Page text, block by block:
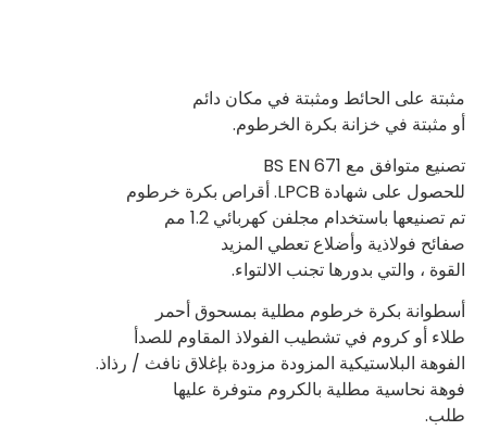
مثبتة على الحائط ومثبتة في مكان دائم
أو مثبتة في خزانة بكرة الخرطوم.
تصنيع متوافق مع BS EN 671
للحصول على شهادة LPCB. أقراص بكرة خرطوم
تم تصنيعها باستخدام مجلفن كهربائي 1.2 مم
صفائح فولاذية وأضلاع تعطي المزيد
القوة ، والتي بدورها تجنب الالتواء.
أسطوانة بكرة خرطوم مطلية بمسحوق أحمر
طلاء أو كروم في تشطيب الفولاذ المقاوم للصدأ
الفوهة البلاستيكية المزودة مزودة بإغلاق نافث / رذاذ.
فوهة نحاسية مطلية بالكروم متوفرة عليها
طلب.